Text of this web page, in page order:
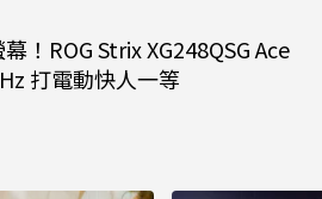
！ROG Strix XG248QSG Ace
打電動快人一等